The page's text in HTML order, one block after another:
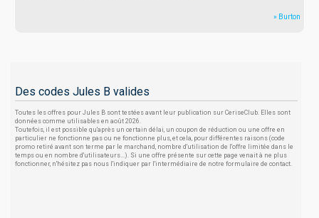
» Burton
Des codes Jules B valides
Toutes les offres pour Jules B sont testées avant leur publication sur CeriseClub. Elles sont
données comme utilisables en août 2026.
Toutefois, il est possible qu'après un certain délai, un coupon de réduction ou une offre en
particulier ne fonctionne pas ou ne fonctionne plus, et cela, pour différentes raisons (code
promo retiré avant son terme par le marchand, nombre d'utilisation de l'offre limitée dans le
temps ou en nombre d'utilisateurs...). Si une offre présente sur cette page venait à ne plus
fonctionner, n'hésitez pas nous l'indiquer par l'intermédiaire de notre formulaire de contact.